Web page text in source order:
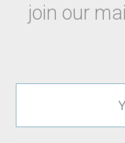
join our